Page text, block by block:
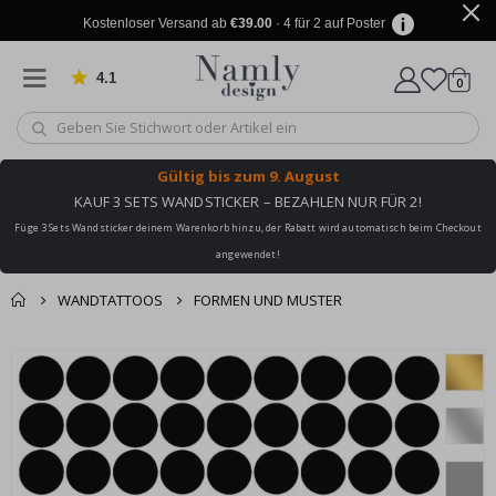
Kostenloser Versand ab €39.00· 4 für 2 auf Poster
4.1 von 1032 Bewertungen
Wagen
0
Gültig bis zum 9. August
KAUF 3 SETS WANDSTICKER – BEZAHLEN NUR FÜR 2!
Füge 3 Sets Wandsticker deinem Warenkorb hinzu, der Rabatt wird automatisch beim Checkout
angewendet!
WANDTATTOOS FORMEN UND MUSTER
Sie könnten auch
darunter leiden ✔
Korb
Zur Kasse
Zum
Ende
der
Bildgalerie
springen